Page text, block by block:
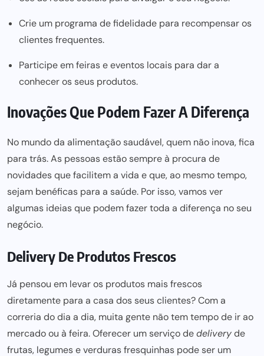
Crie um programa de fidelidade para recompensar os
clientes frequentes.
Participe em feiras e eventos locais para dar a
conhecer os seus produtos.
Inovações Que Podem Fazer A Diferença
No mundo da alimentação saudável, quem não inova, fica
para trás. As pessoas estão sempre à procura de
novidades que facilitem a vida e que, ao mesmo tempo,
sejam benéficas para a saúde. Por isso, vamos ver
algumas ideias que podem fazer toda a diferença no seu
negócio.
Delivery De Produtos Frescos
Já pensou em levar os produtos mais frescos
diretamente para a casa dos seus clientes? Com a
correria do dia a dia, muita gente não tem tempo de ir ao
mercado ou à feira. Oferecer um serviço dedeliveryde
frutas, legumes e verduras fresquinhas pode ser um